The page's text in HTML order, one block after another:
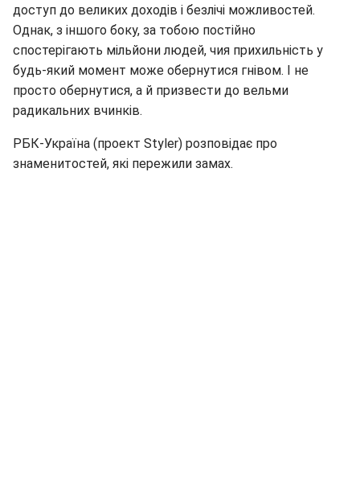
доступ до великих доходів і безлічі можливостей.
Однак, з іншого боку, за тобою постійно
спостерігають мільйони людей, чия прихильність у
будь-який момент може обернутися гнівом. І не
просто обернутися, а й призвести до вельми
радикальних вчинків.
РБК-Україна (проект Styler) розповідає про
знаменитостей, які пережили замах.